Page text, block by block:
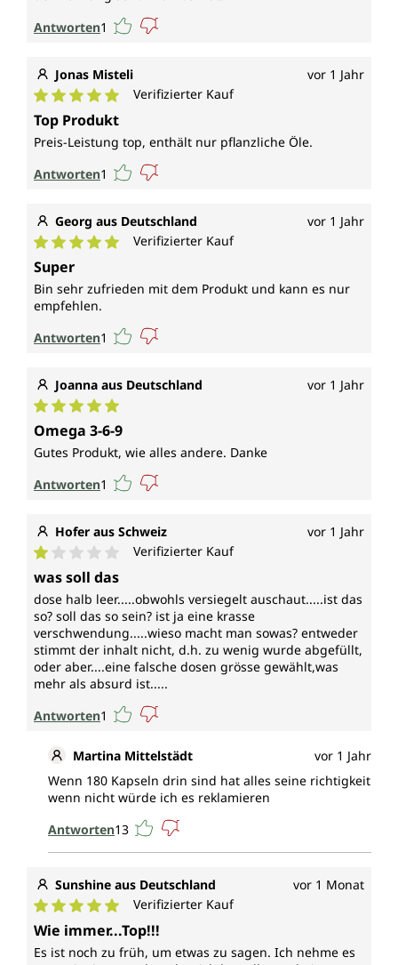
Antworten1
Jonas Misteli vor 1 Jahr
Durchschnittliche Bewertung von 5 von 5 Sternen
Verifizierter Kauf
Top Produkt
Preis-Leistung top, enthält nur pflanzliche Öle.
Antworten1
Georg aus Deutschland vor 1 Jahr
Durchschnittliche Bewertung von 5 von 5 Sternen
Verifizierter Kauf
Super
Bin sehr zufrieden mit dem Produkt und kann es nur
empfehlen.
Antworten1
Joanna aus Deutschland vor 1 Jahr
Durchschnittliche Bewertung von 5 von 5 Sternen
Omega 3-6-9
Gutes Produkt, wie alles andere. Danke
Antworten1
Hofer aus Schweiz vor 1 Jahr
Durchschnittliche Bewertung von 1 von 5 Sternen
Verifizierter Kauf
was soll das
dose halb leer.....obwohls versiegelt auschaut.....ist das
so? soll das so sein? ist ja eine krasse
verschwendung.....wieso macht man sowas? entweder
stimmt der inhalt nicht, d.h. zu wenig wurde abgefüllt,
oder aber....eine falsche dosen grösse gewählt,was
mehr als absurd ist.....
Antworten1
Martina Mittelstädt
vor 1 Jahr
Wenn 180 Kapseln drin sind hat alles seine richtigkeit
wenn nicht würde ich es reklamieren
Antworten13
Sunshine aus Deutschland vor 1 Monat
Durchschnittliche Bewertung von 5 von 5 Sternen
Verifizierter Kauf
Wie immer...Top!!!
Es ist noch zu früh, um etwas zu sagen. Ich nehme es